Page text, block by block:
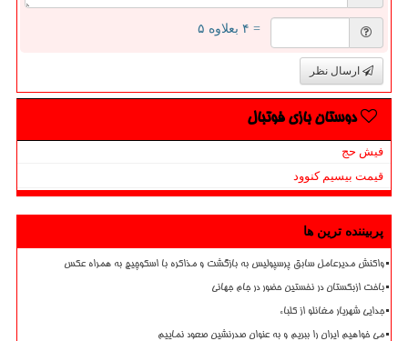
= ۴ بعلاوه ۵
ارسال نظر
دوستان بازی فوتبال
فیش حج
قیمت بیسیم کنوود
پربیننده ترین ها
واکنش مدیرعامل سابق پرسپولیس به بازگشت و مذاکره با اسکوچیچ به همراه عکس
باخت ازبکستان در نخستین حضور در جام جهانی
جدایی شهریار مغانلو از کلباء
می خواهیم ایران را ببریم و به عنوان صدرنشین صعود نماییم